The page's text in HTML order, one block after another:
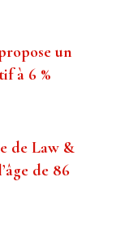
un
à 6 %
de Law &
de 86